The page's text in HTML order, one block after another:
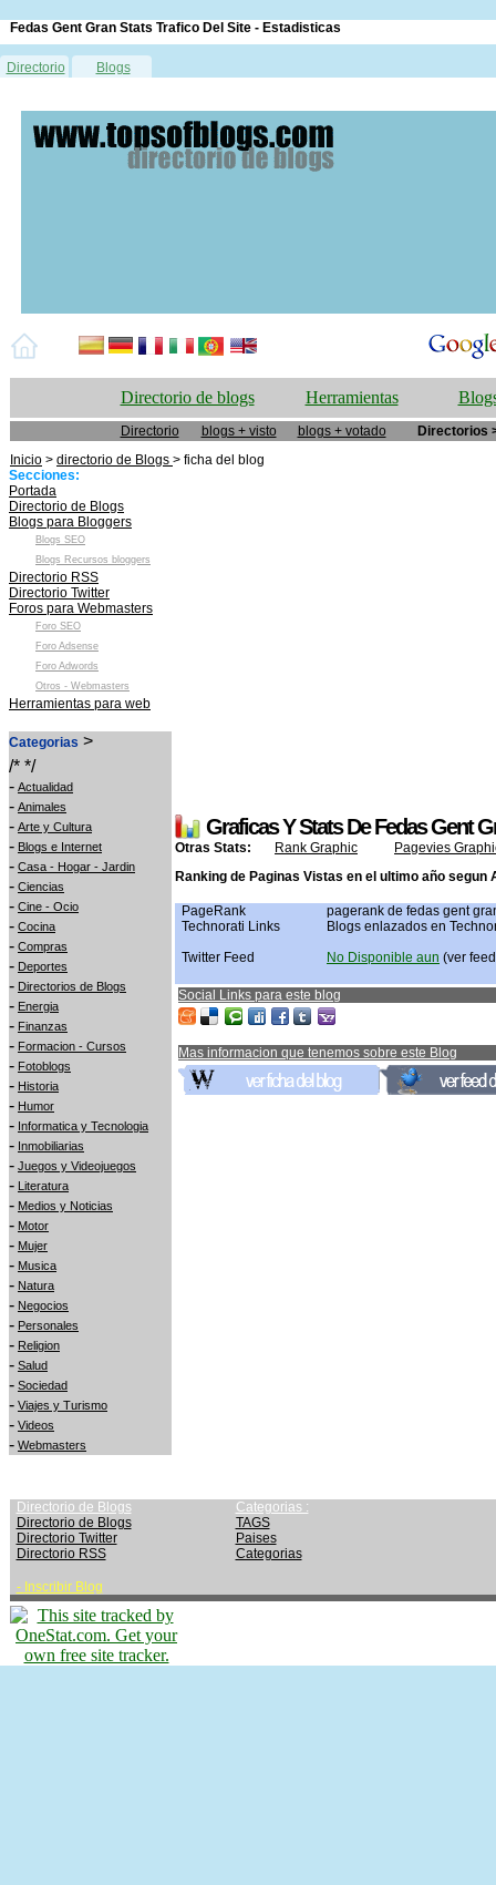
Fedas Gent Gran Stats Trafico Del Site - Estadisticas
Directorio Blogs
Directorio de blogs Herramientas
Directorio blogs + visto blogs + votado
Directorios
Inicio > directorio de Blogs > ficha del blog
Secciones:
Portada
Directorio de Blogs
Blogs para Bloggers
Blogs SEO
Blogs Recursos bloggers
Directorio RSS
Directorio Twitter
Foros para Webmasters
Foro SEO
Foro Adsense
Foro Adwords
Otros - Webmasters
Herramientas para web
Categorias >
/* */
- Actualidad
- Animales
- Arte y Cultura
- Blogs e Internet
- Casa - Hogar - Jardin
- Ciencias
- Cine - Ocio
- Cocina
- Compras
- Deportes
- Directorios de Blogs
- Energia
- Finanzas
- Formacion - Cursos
- Fotoblogs
- Historia
- Humor
- Informatica y Tecnologia
- Inmobiliarias
- Juegos y Videojuegos
- Literatura
- Medios y Noticias
- Motor
- Mujer
- Musica
- Natura
- Negocios
- Personales
- Religion
- Salud
- Sociedad
- Viajes y Turismo
- Videos
- Webmasters
Graficas Y Stats De Fedas Gent
Otras Stats: Rank Graphic
Pagevies
Ranking de Paginas Vistas en el ultimo año segun
PageRank
pagerank de fedas gent
Technorati Links
Blogs enlazados en
Twitter Feed
No Disponible aun (ver
Social Links para este blog
Mas informacion que tenemos sobre este Blog
Directorio de Blogs
Directorio de Blogs
Directorio Twitter
Directorio RSS
- Inscribir Blog
Categorias :
TAGS
Paises
Categorias